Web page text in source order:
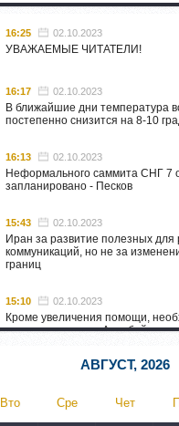
16:25 02.10.2023
УВАЖАЕМЫЕ ЧИТАТЕЛИ!
16:17 02.10.2023
В ближайшие дни температура
постепенно снизится на 8-10
16:13 02.10.2023
Неформального саммита СНГ 7
запланировано - Песков
15:43 02.10.2023
Иран за развитие полезных для
коммуникаций, но не за
границ
15:10 02.10.2023
Кроме увеличения помощи,
пресечению угроз
Азербайджан обстреляли
перевозивший продовольствие
АВГУСТ, 2026
Вто Сре Чет